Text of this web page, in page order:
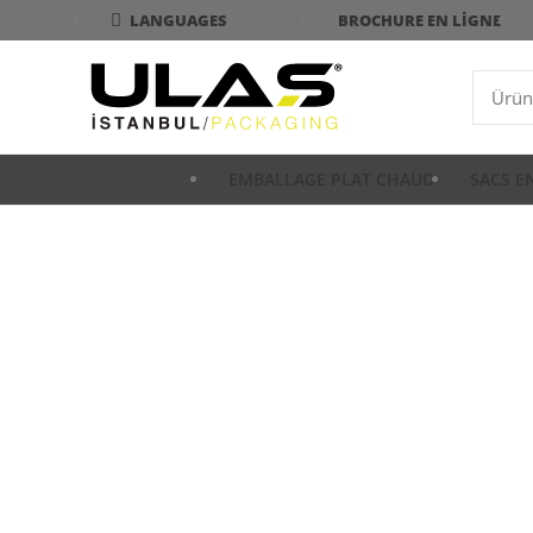
LANGUAGES BROCHURE EN LIGNE
EMBALLAGE PLAT CHAUD SACS